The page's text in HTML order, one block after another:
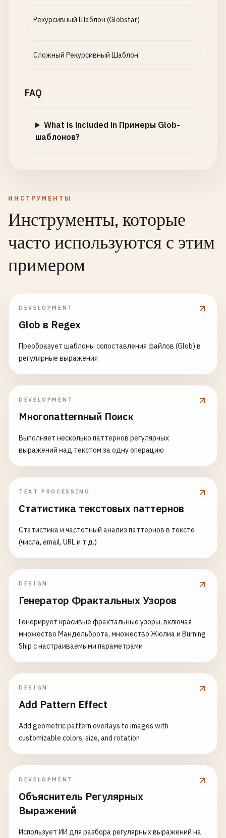
Рекурсивный Шаблон (Globstar)
Сложный Рекурсивный Шаблон
FAQ
What is included in Примеры Glob-
шаблонов?
ИНСТРУМЕНТЫ
Инструменты, которые
часто используются с этим
примером
DEVELOPMENT
Glob в Regex
Преобразует шаблоны сопоставления файлов (Glob) в
регулярные выражения
DEVELOPMENT
Многопatternный Поиск
Выполняет несколько паттернов регулярных
выражений над текстом за одну операцию
TEXT PROCESSING
Статистика текстовых паттернов
Статистика и частотный анализ паттернов в тексте
(числа, email, URL и т.д.)
DESIGN
Генератор Фрактальных Узоров
Генерирует красивые фрактальные узоры, включая
множество Мандельброта, множество Жюлиа и Burning
Ship с настраиваемыми параметрами
DESIGN
Add Pattern Effect
Add geometric pattern overlays to images with
customizable colors, size, and rotation
DEVELOPMENT
Объяснитель Регулярных
Выражений
Использует ИИ для разбора регулярных выражений на